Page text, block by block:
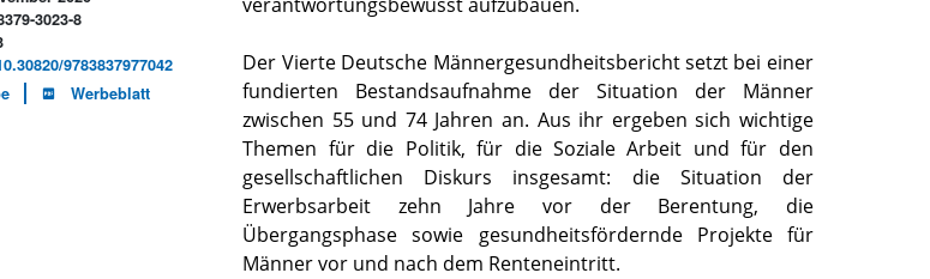
3023-8
9783837977042
Werbeblatt
Der Vierte Deutsche Männergesundheitsbericht setzt bei einer
fundierten Bestandsaufnahme der Situation der Männer
zwischen 55 und 74 Jahren an. Aus ihr ergeben sich wichtige
Themen für die Politik, für die Soziale Arbeit und für den
gesellschaftlichen Diskurs insgesamt: die Situation der
Erwerbsarbeit zehn Jahre vor der Berentung, die
Übergangsphase sowie gesundheitsfördernde Projekte für
Männer vor und nach dem Renteneintritt.